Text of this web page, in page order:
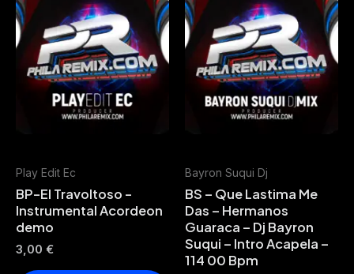
Play Edit Ec
BP-El Travoltoso -
Instrumental Acordeon
demo
3,00 €
Bayron Suqui Dj
BS – Que Lastima Me
Das – Hermanos
Guaraca – Dj Bayron
Suqui – Intro Acapela –
114 00 Bpm